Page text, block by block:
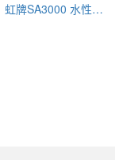
【油漆殿】虹牌SA3000 水性彈性外牆防塵漆